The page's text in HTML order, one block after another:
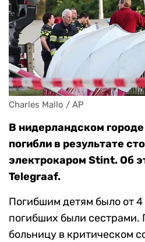
Charles Mallo / AP
В нидерландском
погибли в результате
электрокаром Stint. Об
Telegraaf.
Погибшим детям было от 4
погибших были сестрами.
больницу в критическом